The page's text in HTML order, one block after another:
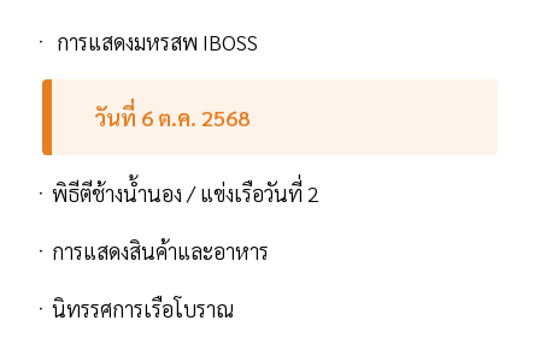
ㆍ การแสดงมหรสพ IBOSS
วันที่ 6 ต.ค. 2568
ㆍพิธีตีช้างน้ำนอง / แข่งเรือวันที่ 2
ㆍการแสดงสินค้าและอาหาร
ㆍนิทรรศการเรือโบราณ